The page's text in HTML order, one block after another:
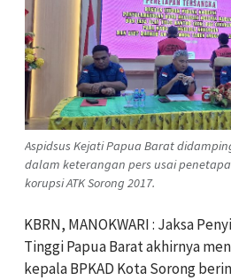
Aspidsus Kejati Papua Barat
dalam keterangan pers usai
korupsi ATK Sorong 2017.
KBRN, MANOKWARI : Jaksa
Tinggi Papua Barat akhirnya
kepala BPKAD Kota Sorong